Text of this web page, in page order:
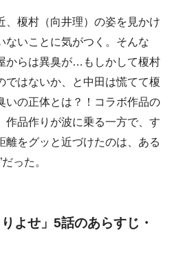
、榎村（向井理）の姿を見かけ
ないことに気がつく。そんな
からは異臭が…もしかして榎村
ではないか、と中田は慌てて榎
いの正体とは？！コラボ作品の
作品作りが波に乗る一方で、す
離をグッと近づけたのは、ある
った。
よせ」5話のあらすじ・